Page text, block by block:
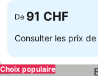
De 91 CHF
Consulter les prix de
Choix populaire